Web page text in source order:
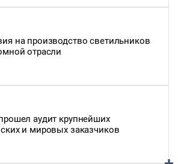
на производство светильников
отрасли
аудит крупнейших
и мировых заказчиков